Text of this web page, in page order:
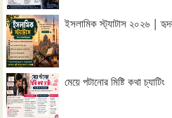
ইসলামিক স্ট্যাটাস ২০২৬ |
মেয়ে পটানোর মিষ্টি কথা চ্যাটিং